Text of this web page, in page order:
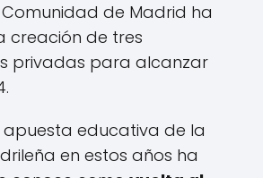
de Madrid ha
creación de tres
privadas para alcanzar
educativa de la
en estos años ha